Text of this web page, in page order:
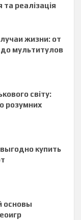
реалізація
жизни: от
мультитулов
світу:
розумних
купить
основы